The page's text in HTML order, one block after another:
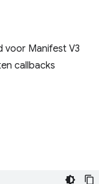
voor Manifest V3
callbacks